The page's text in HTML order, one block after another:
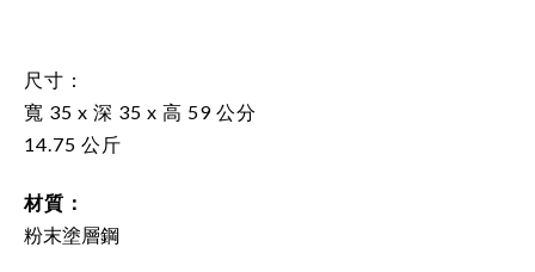
尺寸：
寬 35 x 深 35 x 高 59 公分
14.75 公斤
材質：
粉末塗層鋼